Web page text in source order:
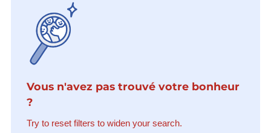
Vous n'avez pas trouvé votre bonheur
?
Try to reset filters to widen your search.